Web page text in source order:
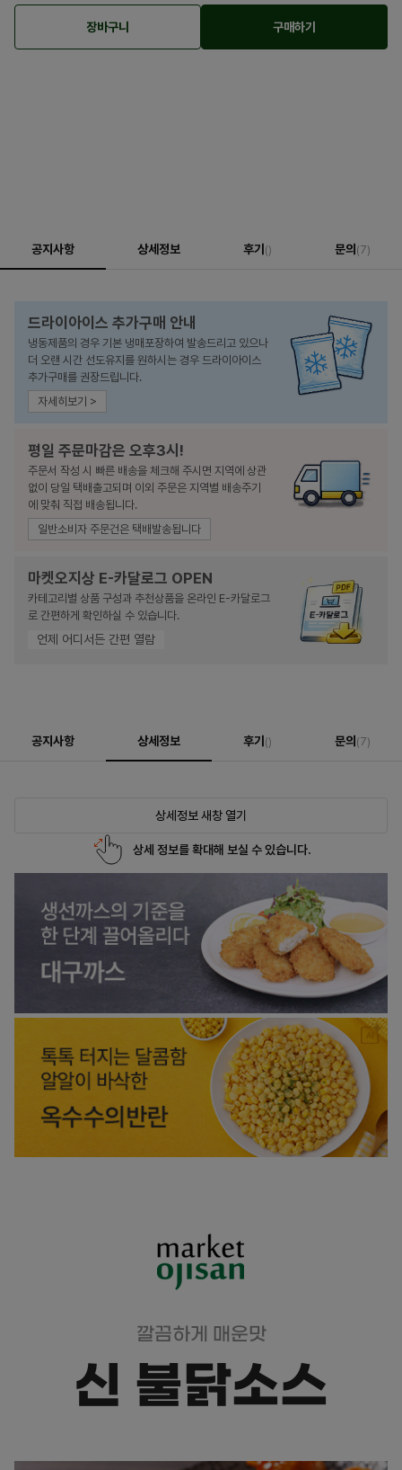
장바구니 구매하기
공지사항 상세정보 후기 () 문의 (7)
드라이아이스 추가구매 안내
냉동제품의 경우 기본 냉매포장하여 발송드리고 있으나
더 오랜 시간 선도유지를 원하시는 경우 드라이아이스
추가구매를 권장드립니다.
자세히보기 >
평일 주문마감은 오후3시!
주문서 작성 시 빠른 배송을 체크해 주시면 지역에 상관
없이 당일 택배출고되며 이외 주문은 지역별 배송주기
에 맞춰 직접 배송됩니다.
일반소비자 주문건은 택배발송됩니다
마켓오지상 E-카달로그 OPEN
카테고리별 상품 구성과 추천상품을 온라인 E-카달로그
로 간편하게 확인하실 수 있습니다.
언제 어디서든 간편 열람
공지사항 상세정보 후기 () 문의 (7)
상세정보 새창 열기
상세 정보를 확대해 보실 수 있습니다.
깔끔하게 매운맛
신 불닭소스